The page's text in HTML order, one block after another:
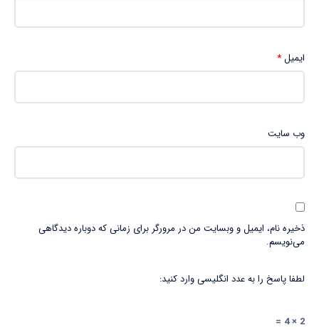
ایمیل*
وب‌ سایت
ذخیره نام، ایمیل و وبسایت من در مرورگر برای زمانی که دوباره دیدگاهی
می‌نویسم.
لطفا پاسخ را به عدد انگلیسی وارد کنید:
2 × 4 =